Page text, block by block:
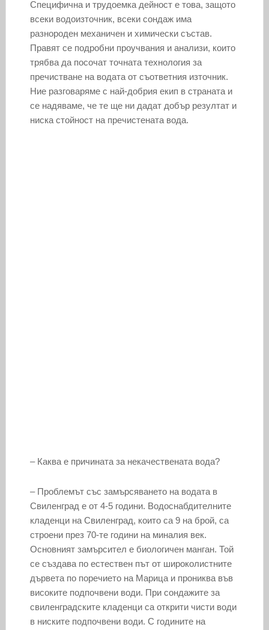
Специфична и трудоемка дейност е това, защото
всеки водоизточник, всеки сондаж има
разнороден механичен и химически състав.
Правят се подробни проучвания и анализи, които
трябва да посочат точната технология за
пречистване на водата от съответния източник.
Ние разговаряме с най-добрия екип в страната и
се надяваме, че те ще ни дадат добър резултат и
ниска стойност на пречистената вода.
– Каква е причината за некачествената вода?
– Проблемът със замърсяването на водата в
Свиленград е от 4-5 години. Водоснабдителните
кладенци на Свиленград, които са 9 на брой, са
строени през 70-те години на миналия век.
Основният замърсител е биологичен манган. Той
се създава по естествен път от широколистните
дървета по поречието на Марица и прониква във
високите подпочвени води. При сондажите за
свиленградските кладенци са открити чисти води
в ниските подпочвени води. С годините на